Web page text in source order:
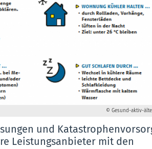
© Gesund-aktiv-
und
Leistungsanbieter mit den